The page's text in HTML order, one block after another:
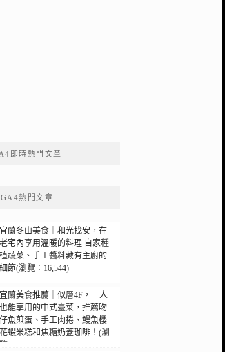
即時熱門文章
GA4熱門文章
宜蘭冬山美食｜和光找安，在
老宅內享用溫暖的料理 自家種
植蔬菜、手工醬料藏有主廚的
細節(瀏覽：16,544)
宜蘭美食推薦｜似層4F，一人
也能享用的中式臺菜，推薦吻
仔魚煎蛋、手工肉捲、鰻魚櫻
花蝦米糕和焦糖奶蓋珈啡！(瀏
覽：11,010)